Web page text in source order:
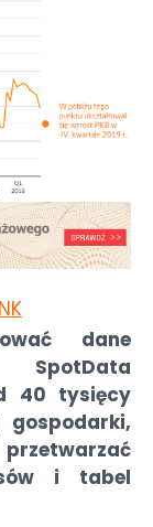
dane
SpotData
40 tysięcy
i tabel